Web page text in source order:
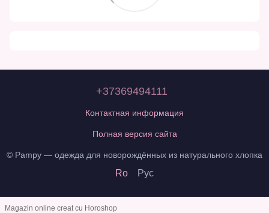
+37369494111
Контактная информация
Полная версия сайта
© Pampy — одежда для новорождённых из натурального хлопка
Ro Рус
Magazin online creat cu Horoshop